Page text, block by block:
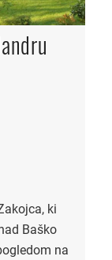
ki
Baško
na